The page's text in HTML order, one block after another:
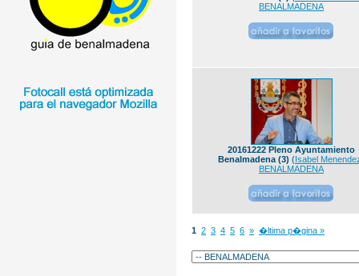
BENALMADENA
20161222 Pleno Ayuntamiento
Benalmadena (3) (Isabel
BENALMADENA
1 2 3 4 5 6 » �ltima p�gina »